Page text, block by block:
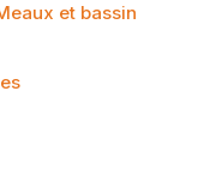
et bassin